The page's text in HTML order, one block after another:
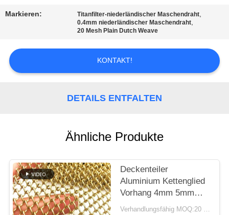
MIT
UNS
NEUIGKEITEN
RECHTSSACHEN
SITEMAP
DATENSCHUTZRICHTLINIE
Markieren: Titanfilter-niederländischer Maschendraht,
0.4mm niederländischer Maschendraht,
20 Mesh Plain Dutch Weave
KONTAKT!
DETAILS ENTFALTEN
Ähnliche Produkte
Deckenteiler
Aluminium Kettenglied
Vorhang 4mm 5mm
6mm Metall dekorativ Verhandlungsfähig MOQ:20 Quadratmeter